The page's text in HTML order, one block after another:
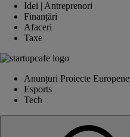
Idei | Antreprenori
Finanțări
Afaceri
Taxe
Anunțuri Proiecte Europene
Esports
Tech